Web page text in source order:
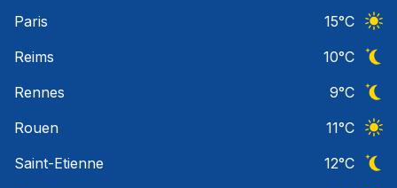
Paris
15°C
Reims
10°C
Rennes
9°C
Rouen
11°C
Saint-Etienne
12°C